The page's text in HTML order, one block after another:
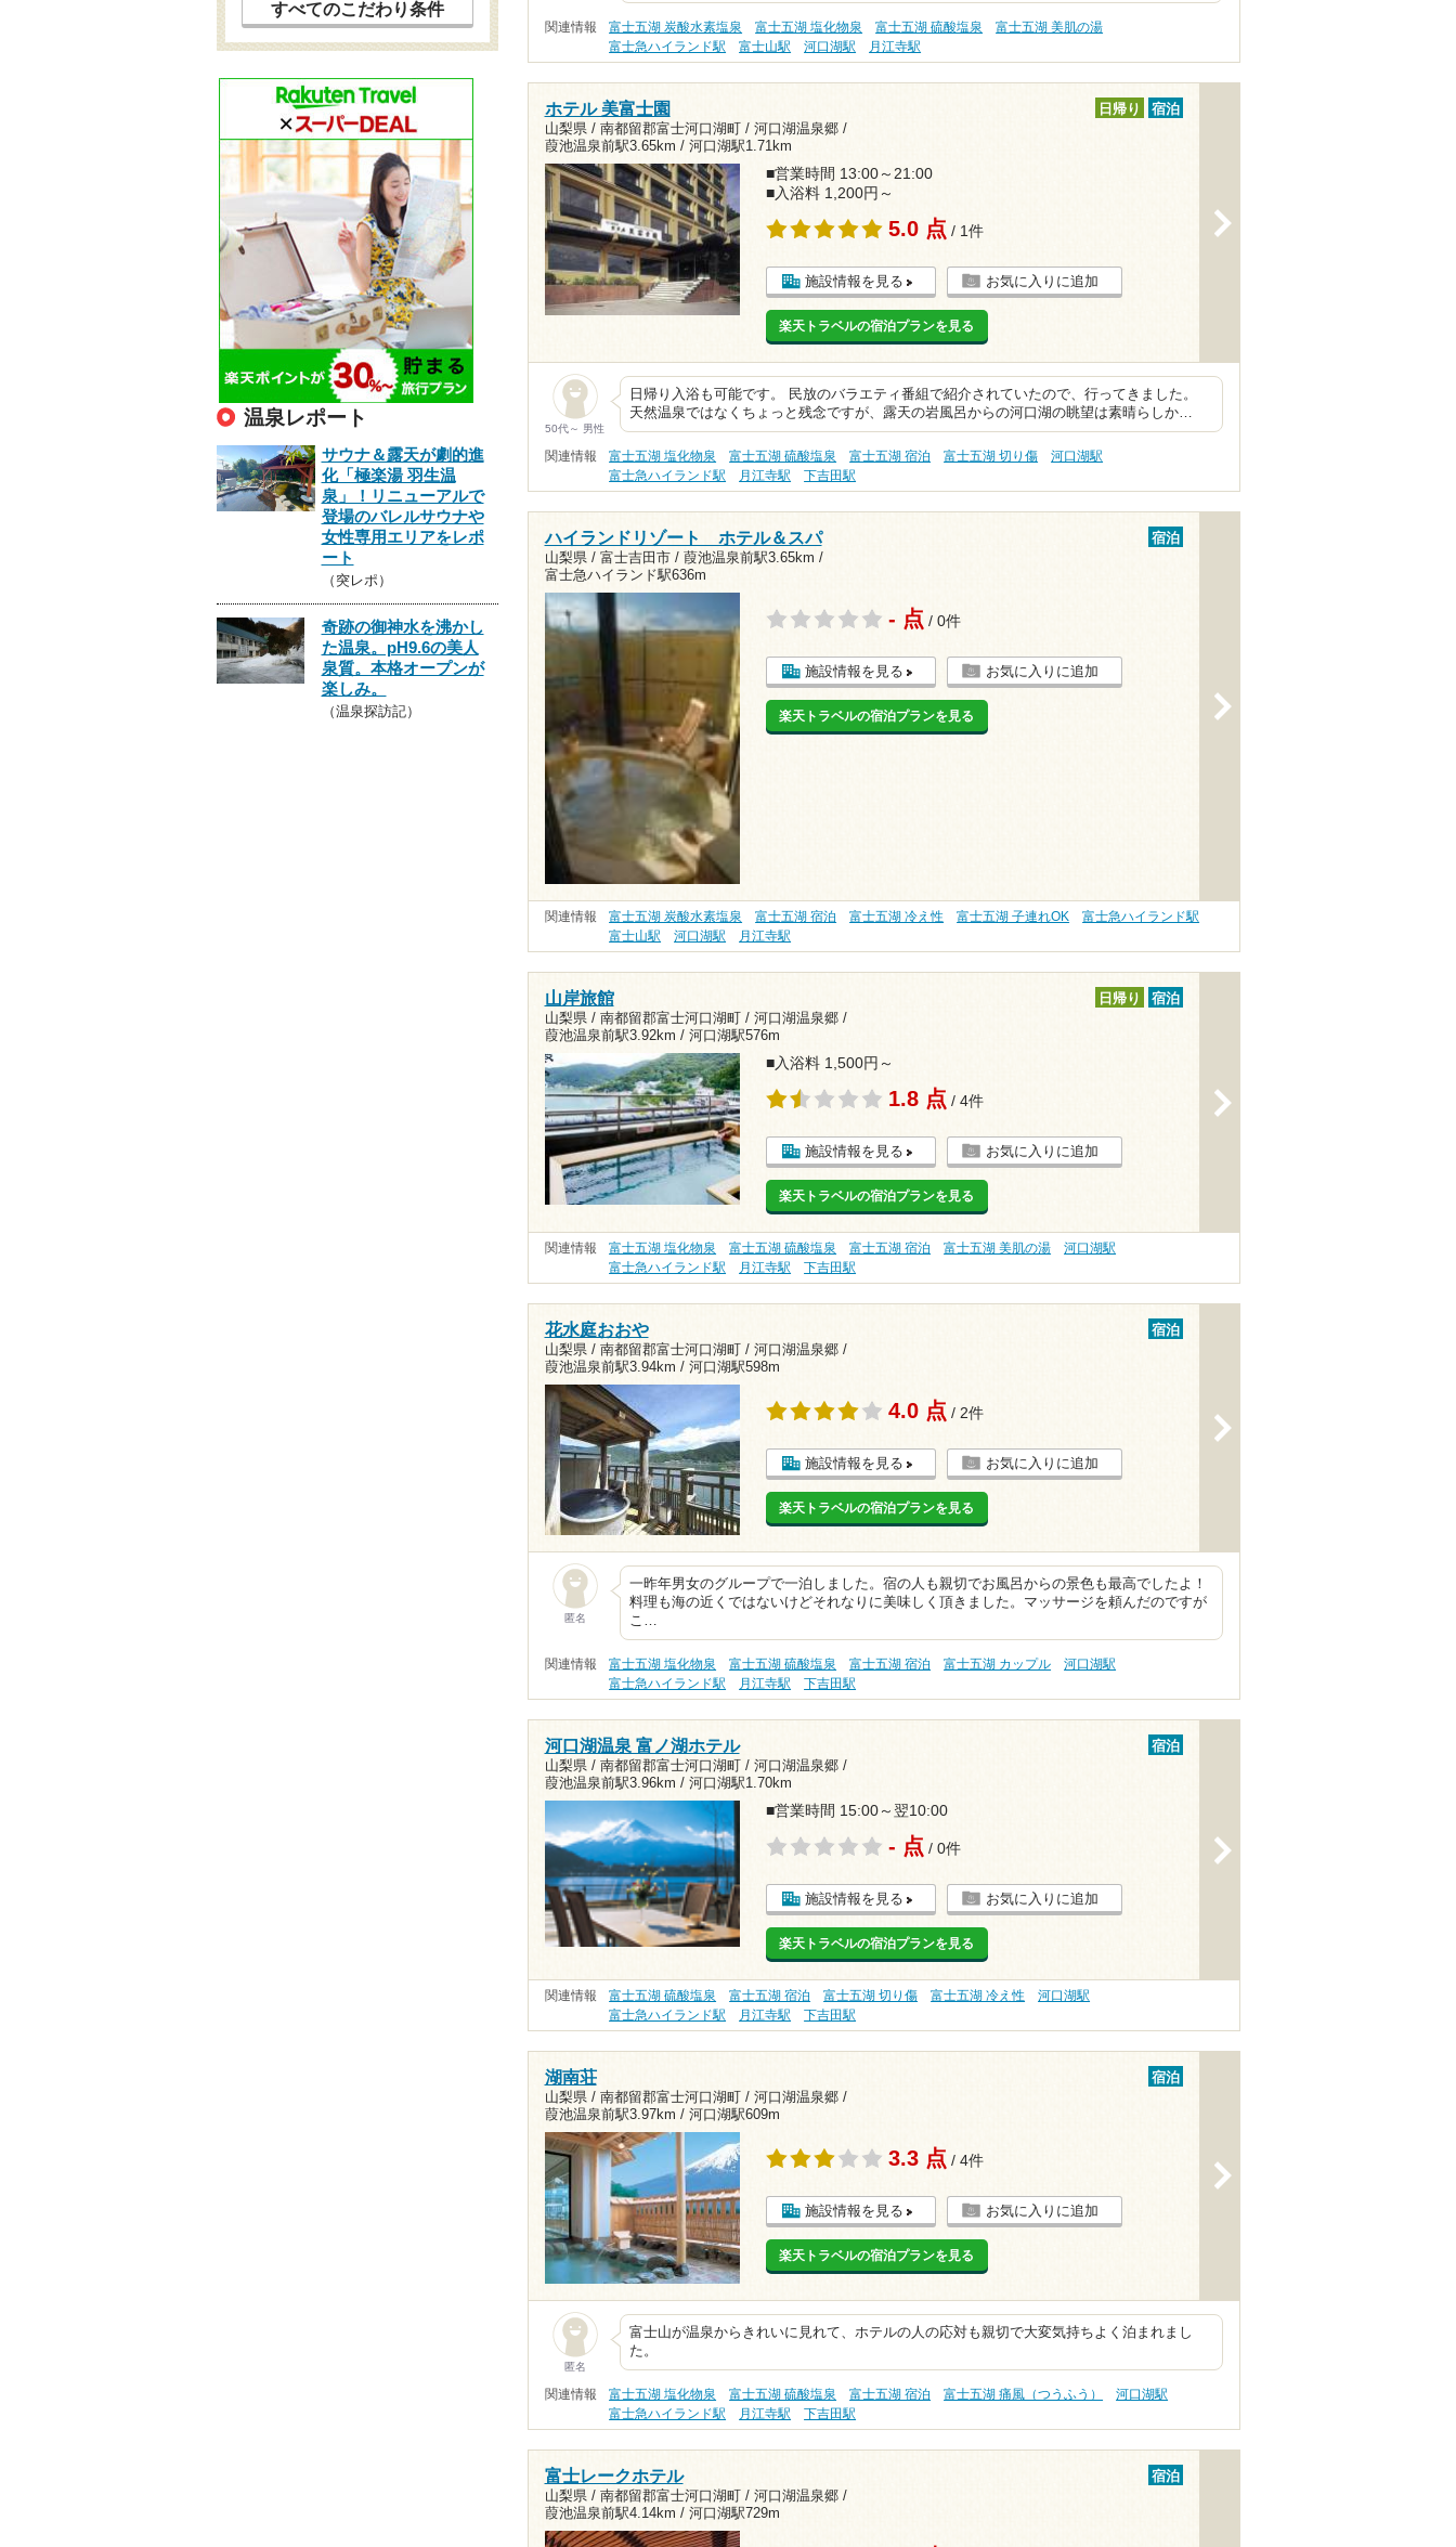
関連情報 富士五湖 炭酸水素塩泉 富士五湖 塩化物泉 富士五湖 硫酸塩泉
富士五湖 美肌の湯
富士急ハイランド駅
富士山駅 河口湖駅 月江寺駅
ホテル 美富士園
山梨県 / 南都留郡富士河口湖町 / 河口湖温泉郷 /
葭池温泉前駅3.65km / 河口湖駅1.71km
日帰り 宿泊
■営業時間 13:00～21:00
■入浴料 1,200円～
5.0 点 / 1件
施設情報を見る お気に入りに追加
楽天トラベルの宿泊プランを見る
50代～ 男性
日帰り入浴も可能です。 民放のバラエティ番組で紹介されていたので、行ってきました。
天然温泉ではなくちょっと残念ですが、露天の岩風呂からの河口湖の眺望は素晴らしか…
関連情報 富士五湖 塩化物泉 富士五湖 硫酸塩泉 富士五湖 宿泊 富士五湖 切り傷
河口湖駅
富士急ハイランド駅
月江寺駅 下吉田駅
ハイランドリゾート ホテル＆スパ
山梨県 / 富士吉田市 / 葭池温泉前駅3.65km /
富士急ハイランド駅636m
宿泊
- 点 / 0件
施設情報を見る お気に入りに追加
楽天トラベルの宿泊プランを見る
関連情報 富士五湖 炭酸水素塩泉 富士五湖 宿泊 富士五湖 冷え性 富士五湖 子連れOK
富士急ハイランド駅
富士山駅
河口湖駅 月江寺駅
山岸旅館
山梨県 / 南都留郡富士河口湖町 / 河口湖温泉郷 /
葭池温泉前駅3.92km / 河口湖駅576m
日帰り 宿泊
■入浴料 1,500円～
1.8 点 / 4件
施設情報を見る お気に入りに追加
楽天トラベルの宿泊プランを見る
関連情報 富士五湖 塩化物泉 富士五湖 硫酸塩泉 富士五湖 宿泊 富士五湖 美肌の湯
河口湖駅
富士急ハイランド駅
月江寺駅 下吉田駅
花水庭おおや
山梨県 / 南都留郡富士河口湖町 / 河口湖温泉郷 /
葭池温泉前駅3.94km / 河口湖駅598m
宿泊
4.0 点 / 2件
施設情報を見る お気に入りに追加
楽天トラベルの宿泊プランを見る
匿名
一昨年男女のグループで一泊しました。宿の人も親切でお風呂からの景色も最高でしたよ！
料理も海の近くではないけどそれなりに美味しく頂きました。マッサージを頼んだのですが
こ…
関連情報 富士五湖 塩化物泉 富士五湖 硫酸塩泉 富士五湖 宿泊 富士五湖 カップル
河口湖駅
富士急ハイランド駅
月江寺駅 下吉田駅
河口湖温泉 富ノ湖ホテル
山梨県 / 南都留郡富士河口湖町 / 河口湖温泉郷 /
葭池温泉前駅3.96km / 河口湖駅1.70km
宿泊
■営業時間 15:00～翌10:00
- 点 / 0件
施設情報を見る お気に入りに追加
楽天トラベルの宿泊プランを見る
関連情報 富士五湖 硫酸塩泉 富士五湖 宿泊 富士五湖 切り傷 富士五湖 冷え性
河口湖駅
富士急ハイランド駅
月江寺駅 下吉田駅
湖南荘
山梨県 / 南都留郡富士河口湖町 / 河口湖温泉郷 /
葭池温泉前駅3.97km / 河口湖駅609m
宿泊
3.3 点 / 4件
施設情報を見る お気に入りに追加
楽天トラベルの宿泊プランを見る
匿名
富士山が温泉からきれいに見れて、ホテルの人の応対も親切で大変気持ちよく泊まれまし
た。
関連情報 富士五湖 塩化物泉 富士五湖 硫酸塩泉 富士五湖 宿泊 富士五湖 痛風（つうふう）
河口湖駅
富士急ハイランド駅
月江寺駅 下吉田駅
富士レークホテル
山梨県 / 南都留郡富士河口湖町 / 河口湖温泉郷 /
葭池温泉前駅4.14km / 河口湖駅729m
宿泊
すべてのこだわり条件
温泉レポート
サウナ＆露天が劇的進
化「極楽湯 羽生温
泉」！リニューアルで
登場のバレルサウナや
女性専用エリアをレポ
ート
（突レポ）
奇跡の御神水を沸かし
た温泉。pH9.6の美人
泉質。本格オープンが
楽しみ。
（温泉探訪記）